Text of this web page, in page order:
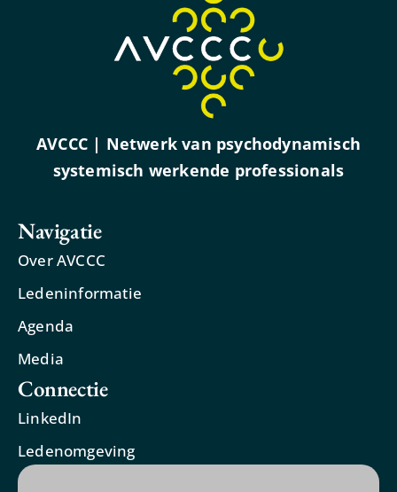
AVCCC | Netwerk van psychodynamisch
systemisch werkende professionals
Navigatie
Over AVCCC
Ledeninformatie
Agenda
Media
Connectie
LinkedIn
Ledenomgeving